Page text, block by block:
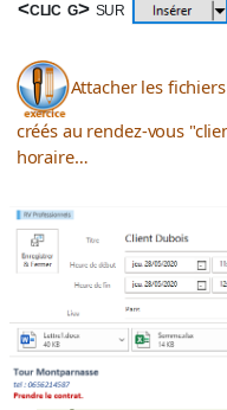
<clic g>sur
Attacher les
créés au rendez-vous
horaire…